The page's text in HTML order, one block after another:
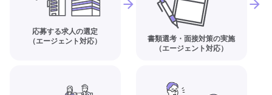
応募する求人の選定
（エージェント対応）
書類選考・面接対策の実施
（エージェント対応）